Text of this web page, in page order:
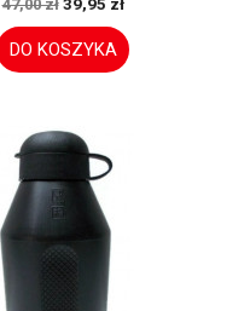
47,00 zł
DO KOSZYKA